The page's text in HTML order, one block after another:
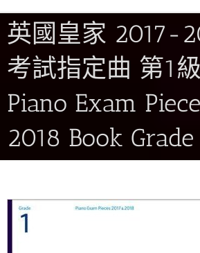
英國皇家 2017-
考試指定曲 第1
Piano Exam
2018 Book Grade